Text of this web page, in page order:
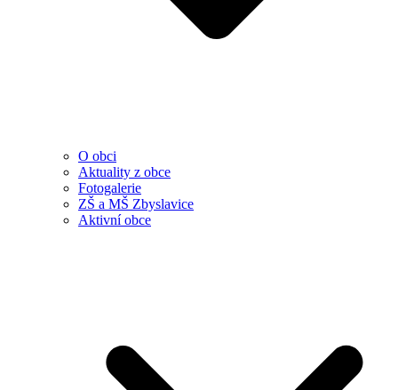
O obci
Aktuality z obce
Fotogalerie
ZŠ a MŠ Zbyslavice
Aktivní obce